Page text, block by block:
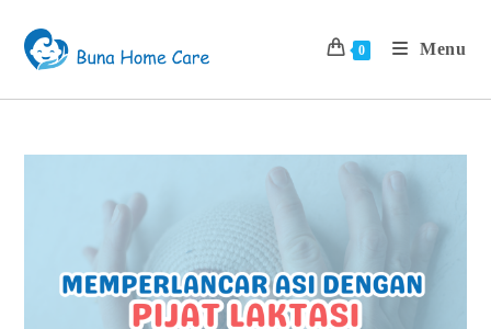
0 Menu